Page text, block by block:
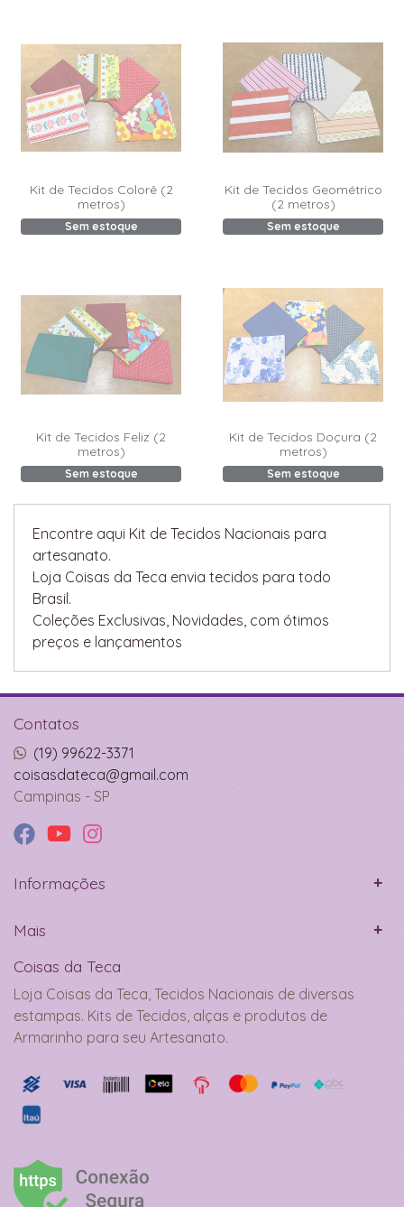
Kit de Tecidos Colorê (2
metros)
Sem estoque
Kit de Tecidos Geométrico
(2 metros)
Sem estoque
Kit de Tecidos Feliz (2
metros)
Sem estoque
Kit de Tecidos Doçura (2
metros)
Sem estoque
Encontre aqui Kit de Tecidos Nacionais para
artesanato.
Loja Coisas da Teca envia tecidos para todo
Brasil.
Coleções Exclusivas, Novidades, com ótimos
preços e lançamentos
Contatos
(19) 99622-3371
coisasdateca@gmail.com
Campinas - SP
Informações
Mais
Coisas da Teca
Loja Coisas da Teca, Tecidos Nacionais de diversas
estampas. Kits de Tecidos, alças e produtos de
Armarinho para seu Artesanato.